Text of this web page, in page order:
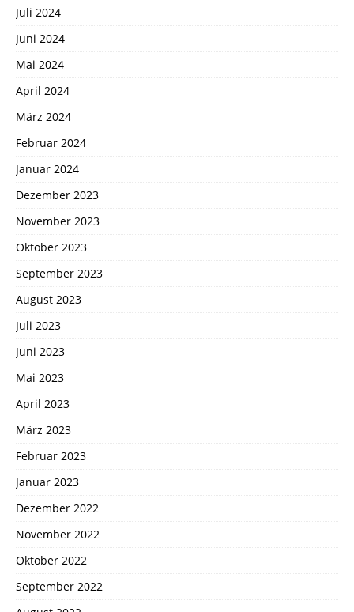
Juli 2024
Juni 2024
Mai 2024
April 2024
März 2024
Februar 2024
Januar 2024
Dezember 2023
November 2023
Oktober 2023
September 2023
August 2023
Juli 2023
Juni 2023
Mai 2023
April 2023
März 2023
Februar 2023
Januar 2023
Dezember 2022
November 2022
Oktober 2022
September 2022